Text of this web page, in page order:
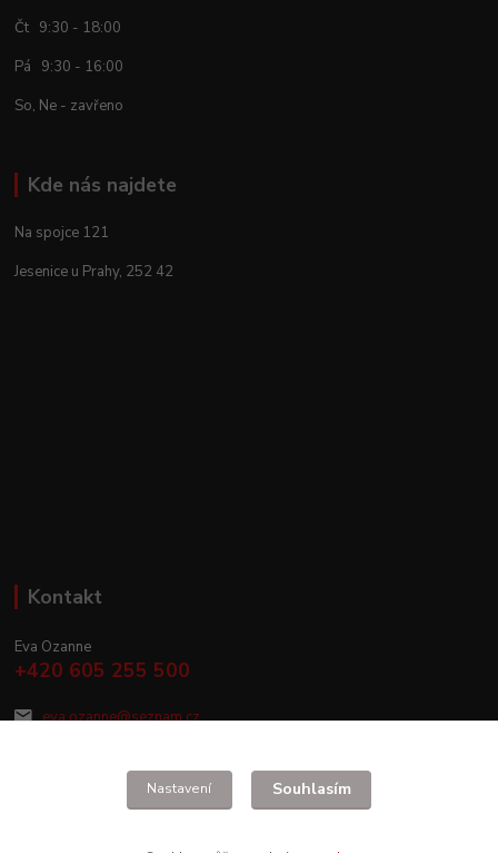
Čt 9:30 - 18:00
Pá 9:30 - 16:00
So, Ne - zavřeno
Kde nás najdete
Na spojce 121
Jesenice u Prahy, 252 42
Kontakt
Eva Ozanne
+420 605 255 500
eva.ozanne@seznam.cz
Nastavení Souhlasím